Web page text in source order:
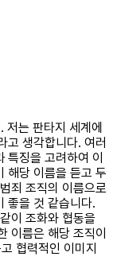
저는 판타지 세계에
고 생각합니다. 여러
징을 고려하여 이
해당 이름을 듣고 두
죄 조직의 이름으로
좋을 것 같습니다.
이 조화와 협동을
이름은 해당 조직이
협력적인 이미지